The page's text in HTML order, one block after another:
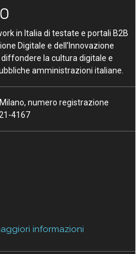
in Italia di testate e portali B2B
Digitale e dell’Innovazione
la cultura digitale e
amministrazioni italiane.
numero registrazione
4167
informazioni